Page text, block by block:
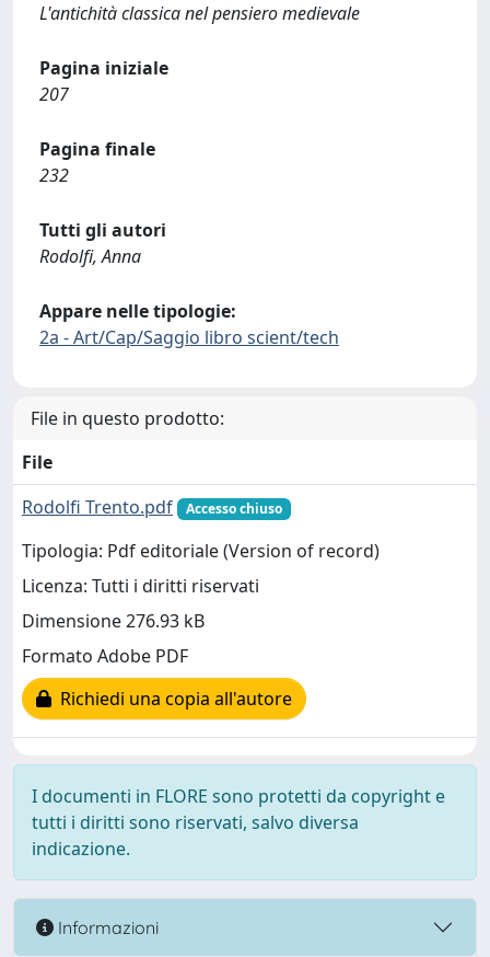
L'antichità classica nel pensiero medievale
Pagina iniziale
207
Pagina finale
232
Tutti gli autori
Rodolfi, Anna
Appare nelle tipologie:
2a - Art/Cap/Saggio libro scient/tech
File in questo prodotto:
File
Rodolfi Trento.pdf
Accesso chiuso
Tipologia: Pdf editoriale (Version of record)
Licenza: Tutti i diritti riservati
Dimensione 276.93 kB
Formato Adobe PDF
Richiedi una copia all'autore
I documenti in FLORE sono protetti da copyright e
tutti i diritti sono riservati, salvo diversa
indicazione.
Informazioni